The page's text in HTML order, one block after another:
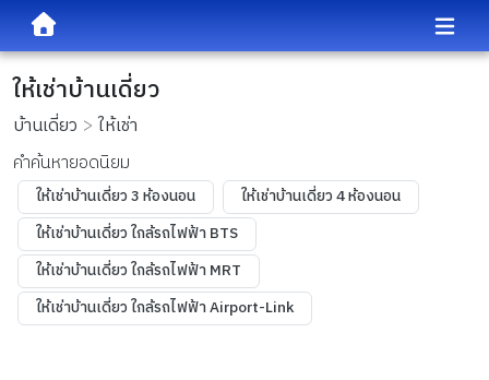
ให้เช่าบ้านเดี่ยว
บ้านเดี่ยว
ให้เช่า
คำค้นหายอดนิยม
ให้เช่าบ้านเดี่ยว 3 ห้องนอน
ให้เช่าบ้านเดี่ยว 4 ห้องนอน
ให้เช่าบ้านเดี่ยว ใกล้รถไฟฟ้า BTS
ให้เช่าบ้านเดี่ยว ใกล้รถไฟฟ้า MRT
ให้เช่าบ้านเดี่ยว ใกล้รถไฟฟ้า Airport-Link